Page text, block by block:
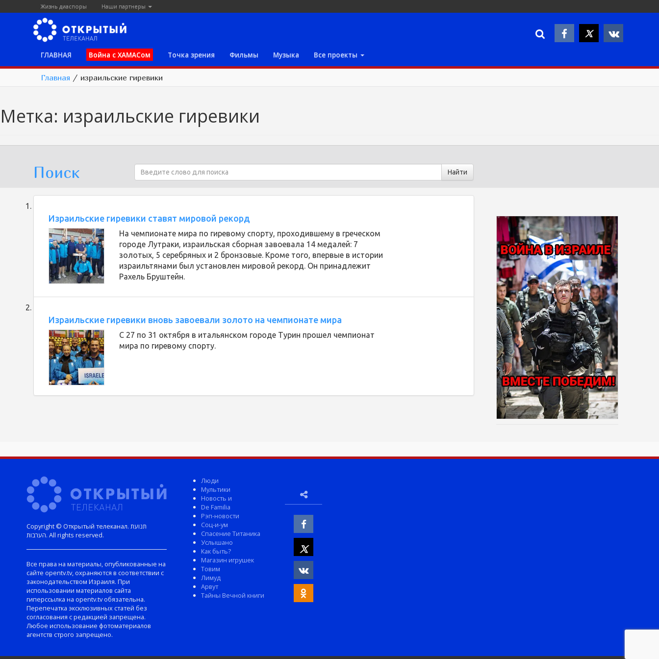
Жизнь диаспоры Наши партнеры
ГЛАВНАЯ Война с ХАМАСом Точка зрения Фильмы Музыка Все проекты
Главная / израильские гиревики
Метка: израильские гиревики
Поиск
Израильские гиревики ставят мировой рекорд
На чемпионате мира по гиревому спорту, проходившему в греческом
городе Лутраки, израильская сборная завоевала 14 медалей: 7
золотых, 5 серебряных и 2 бронзовые. Кроме того, впервые в истории
израильтянами был установлен мировой рекорд. Он принадлежит
Рахель Бруштейн.
Израильские гиревики вновь завоевали золото на чемпионате мира
С 27 по 31 октября в итальянском городе Турин прошел чемпионат
мира по гиревому спорту.
Copyright © Открытый телеканал. תנועת
הערבות. All rights reserved.
Все права на материалы, опубликованные на
сайте opentv.tv, охраняются в соответствии с
законодательством Израиля. При
использовании материалов сайта
гиперссылка на opentv.tv обязательна.
Перепечатка эксклюзивных статей без
согласования с редакцией запрещена.
Любое использование фотоматериалов
агентств строго запрещено.
Люди
Мультики
Новость и
De Familia
Рэп-новости
Соц-и-ум
Спасение Титаника
Услышано
Как быть?
Магазин игрушек
Товим
Лимуд
Арвут
Тайны Вечной книги